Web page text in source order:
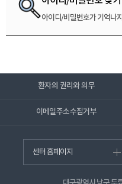
아이디/비밀번호가 기억나
환자의 권리와 의무
이메일주소수집거부
센터 홈페이지